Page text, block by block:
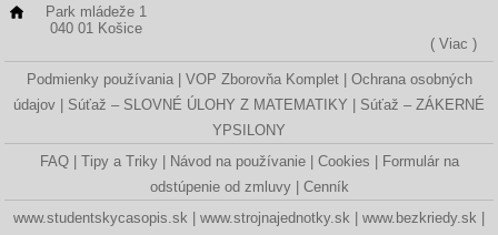
Park mládeže 1
040 01 Košice
( Viac )
Podmienky používania VOP Zborovňa Komplet
Ochrana osobných
údajov
Súťaž – SLOVNÉ ÚLOHY Z MATEMATIKY
Súťaž – ZÁKERNÉ
YPSILONY
FAQ
Tipy a Triky Návod na používanie Cookies
Formulár na
odstúpenie od zmluvy
Cenník
www.studentskycasopis.sk
www.strojnajednotky.sk www.bezkriedy.sk